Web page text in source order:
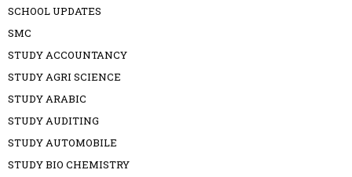
SCHOOL UPDATES
SMC
STUDY ACCOUNTANCY
STUDY AGRI SCIENCE
STUDY ARABIC
STUDY AUDITING
STUDY AUTOMOBILE
STUDY BIO CHEMISTRY